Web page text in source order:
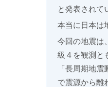
と発表されて
本当に日本は
今回の地震は、
級４を観測と
「長周期地
で震源から離